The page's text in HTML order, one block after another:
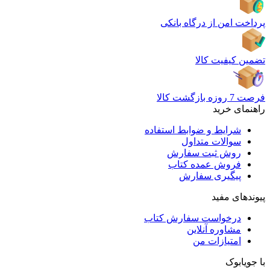
پرداخت امن از درگاه بانکی
تضمین کیفیت کالا
فرصت 7 روزه بازگشت کالا
راهنمای خرید
شرایط و ضوابط استفاده
سوالات متداول
روش ثبت سفارش
فروش عمده کتاب
پیگیری سفارش
پیوندهای مفید
درخواست سفارش کتاب
مشاوره آنلاین
امتیازات من
با جویابوک